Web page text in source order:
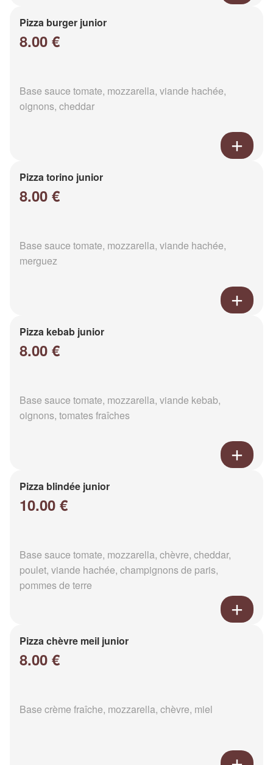
Pizza burger junior
8.00 €
Base sauce tomate, mozzarella, viande hachée,
oignons, cheddar
Pizza torino junior
8.00 €
Base sauce tomate, mozzarella, viande hachée,
merguez
Pizza kebab junior
8.00 €
Base sauce tomate, mozzarella, viande kebab,
oignons, tomates fraîches
Pizza blindée junior
10.00 €
Base sauce tomate, mozzarella, chèvre, cheddar,
poulet, viande hachée, champignons de paris,
pommes de terre
Pizza chèvre meil junior
8.00 €
Base crème fraîche, mozzarella, chèvre, miel